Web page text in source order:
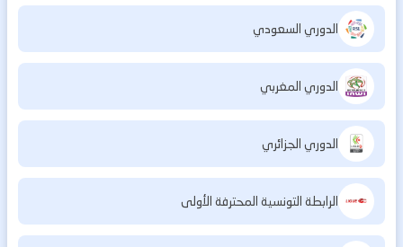
الدوري السعودي
الدوري المغربي
الدوري الجزائري
الرابطة التونسية المحترفة الأولى